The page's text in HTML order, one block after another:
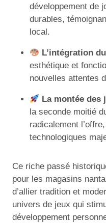
développement de
durables,
local.
L’intégration
esthétique et
nouvelles attentes
La montée
la seconde moitié
radicalement
technologiques
Ce riche passé
pour les magasins
d’allier tradition et
univers de jeux qui
développement